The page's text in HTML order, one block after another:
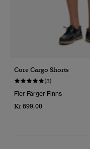
Core Cargo Shorts
(3)
Fler Färger Finns
Kr 699,00